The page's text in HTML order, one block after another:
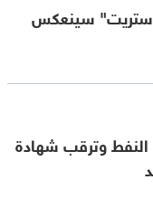
ستريت" سينعكس
وترقب شهادة